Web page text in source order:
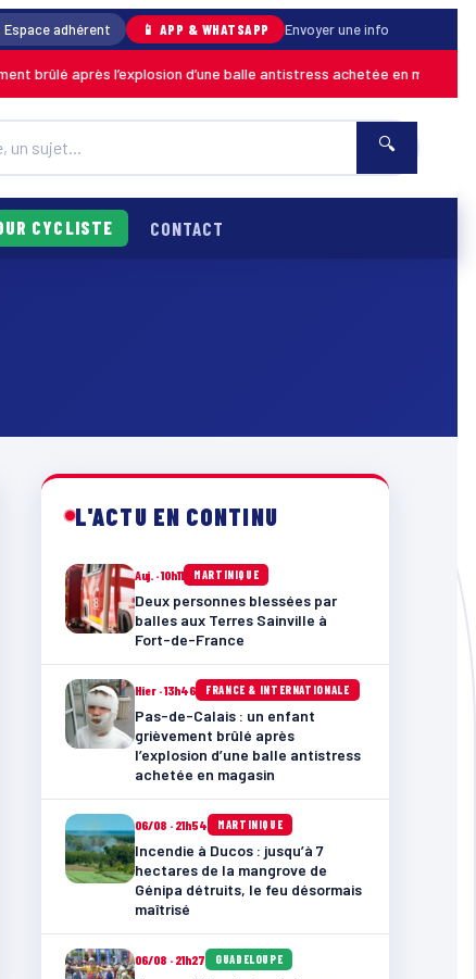
Espace adhérent 📱 APP & WHATSAPP Envoyer une info
après l’explosion d’une balle antistress achetée en magasin
🔍
CYCLISTE CONTACT
L'ACTU EN CONTINU
Auj. · 10h11 MARTINIQUE
Deux personnes blessées par
balles aux Terres Sainville à
Fort-de-France
Hier · 13h46 FRANCE & INTERNATIONALE
Pas-de-Calais : un enfant
grièvement brûlé après
l’explosion d’une balle antistress
achetée en magasin
06/08 · 21h54 MARTINIQUE
Incendie à Ducos : jusqu’à 7
hectares de la mangrove de
Génipa détruits, le feu désormais
maîtrisé
06/08 · 21h27 GUADELOUPE